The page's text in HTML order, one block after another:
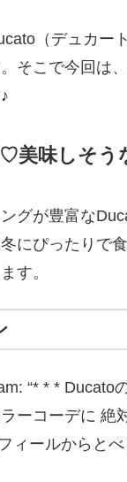
（デュカー
そこで今回は
美味しそう
グが豊富な
にぴったりで
す。